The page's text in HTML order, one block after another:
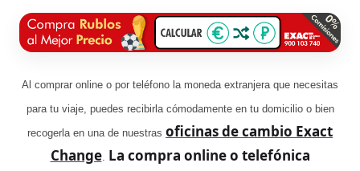
Al comprar online o por teléfono la moneda extranjera que necesitas
para tu viaje, puedes recibirla cómodamente en tu domicilio o bien
recogerla en una de nuestras oficinas de cambio Exact
Change. La compra online o telefónica